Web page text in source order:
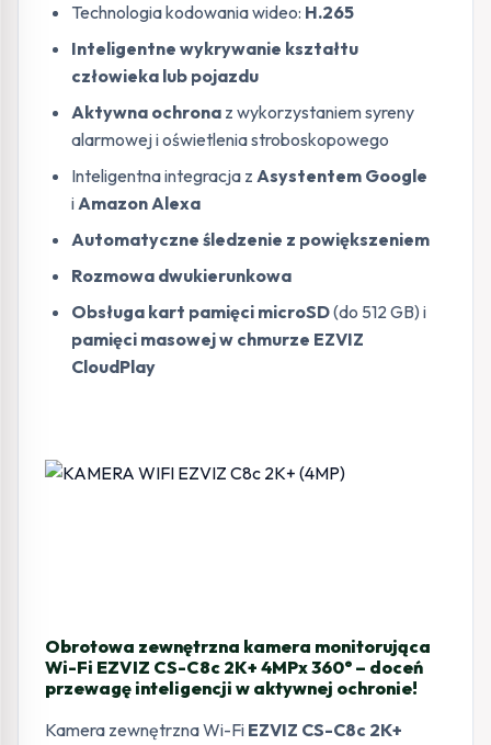
Technologia kodowania wideo: H.265
Inteligentne wykrywanie kształtu
człowieka lub pojazdu
Aktywna ochrona z wykorzystaniem syreny
alarmowej i oświetlenia stroboskopowego
Inteligentna integracja z Asystentem Google
iAmazon Alexa
Automatyczne śledzenie z powiększeniem
Rozmowa dwukierunkowa
Obsługa kart pamięci microSD(do 512 GB) i
pamięci masowej w chmurze EZVIZ
CloudPlay
Obrotowa zewnętrzna kamera monitorująca
Wi-Fi EZVIZ CS-C8c 2K+ 4MPx 360° – doceń
przewagę inteligencji w aktywnej ochronie!
Kamera zewnętrzna Wi-Fi EZVIZ CS-C8c 2K+